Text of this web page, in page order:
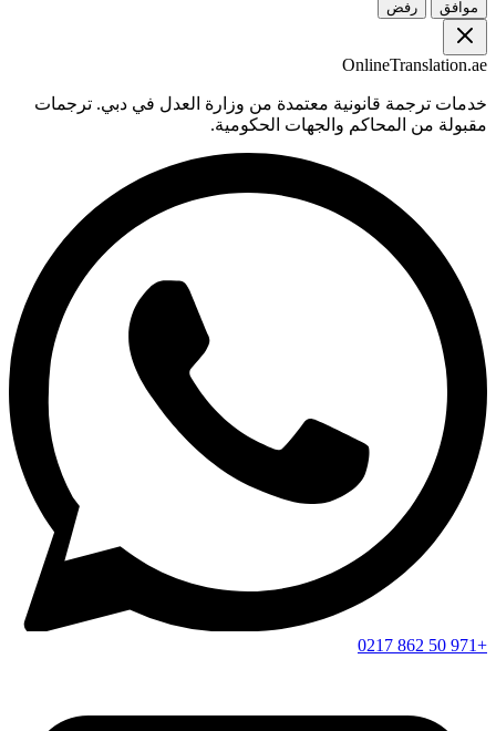
موافق رفض
OnlineTranslation.ae
خدمات ترجمة قانونية معتمدة من وزارة العدل في دبي. ترجمات
مقبولة من المحاكم والجهات الحكومية.
+971 50 862 0217